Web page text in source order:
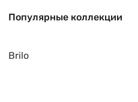
Популярные коллекции
Brilo